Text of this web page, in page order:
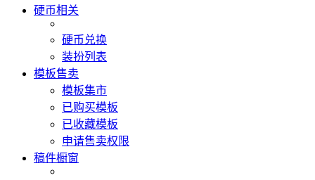
硬币相关
硬币兑换
装扮列表
模板售卖
模板集市
已购买模板
已收藏模板
申请售卖权限
稿件橱窗